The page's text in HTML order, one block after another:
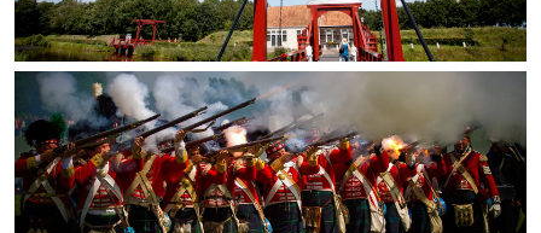
Bijzonder overnachten